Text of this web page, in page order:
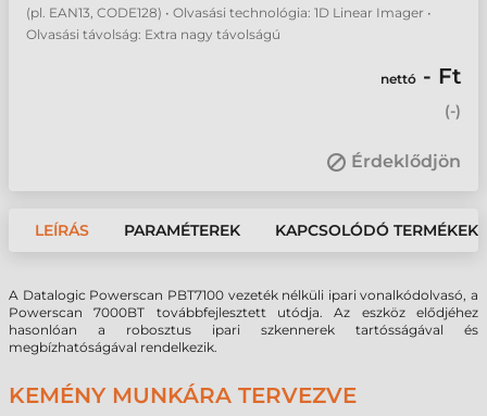
(pl. EAN13, CODE128) • Olvasási technológia: 1D Linear Imager •
Olvasási távolság: Extra nagy távolságú
nettó - Ft
(-)
Érdeklődjön
LEÍRÁS PARAMÉTEREK KAPCSOLÓDÓ TERMÉKEK
A Datalogic Powerscan PBT7100 vezeték nélküli ipari vonalkódolvasó, a
Powerscan 7000BT továbbfejlesztett utódja. Az eszköz elődjéhez
hasonlóan a robosztus ipari szkennerek tartósságával és
megbízhatóságával rendelkezik.
KEMÉNY MUNKÁRA TERVEZVE